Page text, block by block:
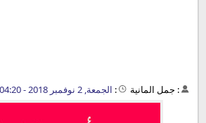
: جمل المانية : الجمعة, 2 نوفمبر 2018 - 04:20 م